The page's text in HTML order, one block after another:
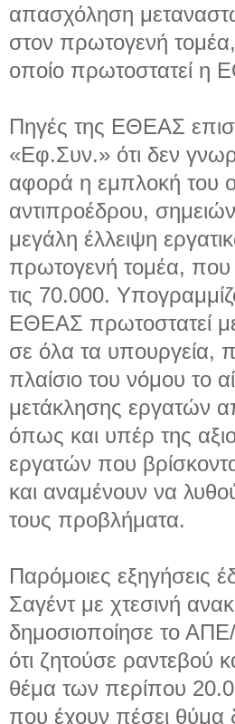
απασχόληση
στον πρωτογενή
οποίο πρωτοστατεί η
Πηγές της ΕΘΕΑΣ
«Εφ.Συν.» ότι δεν
αφορά η εμπλοκή του
αντιπροέδρου,
μεγάλη έλλειψη
πρωτογενή τομέα, που
τις 70.000.
ΕΘΕΑΣ πρωτοστατεί
σε όλα τα υπουργεία,
πλαίσιο του νόμου το
μετάκλησης εργατών
όπως και υπέρ της
εργατών που
και αναμένουν να
τους προβλήματα.
Παρόμοιες εξηγήσεις
Σαγέντ με χτεσινή
δημοσιοποίησε το
ότι ζητούσε ραντεβού
θέμα των περίπου
που έχουν πέσει θύμα